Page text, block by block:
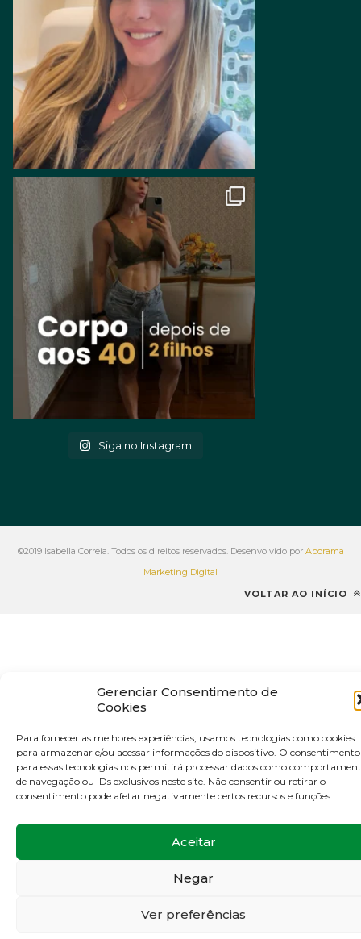
Gerenciar Consentimento de
Cookies
Para fornecer as melhores experiências, usamos tecnologias como cookies
para armazenar e/ou acessar informações do dispositivo. O consentimento
para essas tecnologias nos permitirá processar dados como
de navegação ou IDs exclusivos neste site. Não consentir ou retirar o
consentimento pode afetar negativamente certos recursos e funções.
Aceitar
Negar
Ver preferências
Siga no Instagram
©2019 Isabella Correia. Todos os direitos reservados. Desenvolvido por Aporama
Marketing Digital
VOLTAR AO INÍCIO